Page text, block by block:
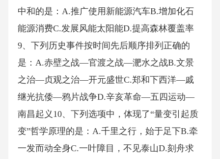
中和的是：A.推广使用新能源汽车B.增加化石
能源消费C.发展风能太阳能D.提高森林覆盖率
9、下列历史事件按时间先后顺序排列正确的
是：A.赤壁之战—官渡之战—淝水之战B.文景
之治—贞观之治—开元盛世C.郑和下西洋—戚
继光抗倭—鸦片战争D.辛亥革命—五四运动—
南昌起义10、下列选项中，体现了“量变引起质
变”哲学原理的是：A.千里之行，始于足下B.牵
一发而动全身C.一叶障目，不见泰山D.刻舟求